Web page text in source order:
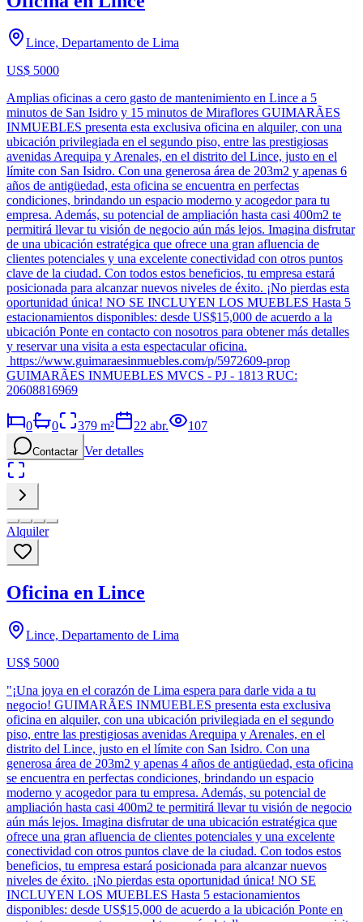
Lince, Departamento de Lima
US$ 5000
Amplias oficinas a cero gasto de mantenimiento en Lince a 5
minutos de San Isidro y 15 minutos de Miraflores GUIMARÃES
INMUEBLES presenta esta exclusiva oficina en alquiler, con una
ubicación privilegiada en el segundo piso, entre las prestigiosas
avenidas Arequipa y Arenales, en el distrito del Lince, justo en el
límite con San Isidro. Con una generosa área de 203m2 y apenas 6
años de antigüedad, esta oficina se encuentra en perfectas
condiciones, brindando un espacio moderno y acogedor para tu
empresa. Además, su potencial de ampliación hasta casi 400m2 te
permitirá llevar tu visión de negocio aún más lejos. Imagina disfrutar
de una ubicación estratégica que ofrece una gran afluencia de
clientes potenciales y una excelente conectividad con otros puntos
clave de la ciudad. Con todos estos beneficios, tu empresa estará
posicionada para alcanzar nuevos niveles de éxito. ¡No pierdas esta
oportunidad única! NO SE INCLUYEN LOS MUEBLES Hasta 5
estacionamientos disponibles: desde US$15,000 de acuerdo a la
ubicación Ponte en contacto con nosotros para obtener más detalles
y reservar una visita a esta espectacular oficina.
https://www.guimaraesinmuebles.com/p/5972609-prop
GUIMARÃES INMUEBLES MVCS - PJ - 1813 RUC:
20608816969
0 0 379 m² 22 abr. 107
Contactar Ver detalles
Alquiler
Oficina en Lince
Lince, Departamento de Lima
US$ 5000
"¡Una joya en el corazón de Lima espera para darle vida a tu
negocio! GUIMARÃES INMUEBLES presenta esta exclusiva
oficina en alquiler, con una ubicación privilegiada en el segundo
piso, entre las prestigiosas avenidas Arequipa y Arenales, en el
distrito del Lince, justo en el límite con San Isidro. Con una
generosa área de 203m2 y apenas 4 años de antigüedad, esta oficina
se encuentra en perfectas condiciones, brindando un espacio
moderno y acogedor para tu empresa. Además, su potencial de
ampliación hasta casi 400m2 te permitirá llevar tu visión de negocio
aún más lejos. Imagina disfrutar de una ubicación estratégica que
ofrece una gran afluencia de clientes potenciales y una excelente
conectividad con otros puntos clave de la ciudad. Con todos estos
beneficios, tu empresa estará posicionada para alcanzar nuevos
niveles de éxito. ¡No pierdas esta oportunidad única! NO SE
INCLUYEN LOS MUEBLES Hasta 5 estacionamientos
disponibles: desde US$15,000 de acuerdo a la ubicación Ponte en